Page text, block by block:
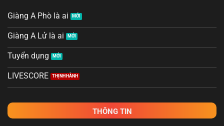
Giàng A Phò là ai
Giàng A Lử là ai
Tuyển dụng
LIVESCORE
THÔNG TIN